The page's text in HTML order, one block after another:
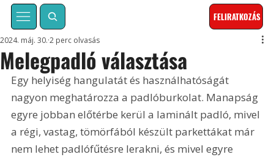
FELIRATKOZÁS
Melegpadló választása
2024. máj. 30. 2 perc olvasás
Egy helyiség hangulatát és használhatóságát
nagyon meghatározza a padlóburkolat. Manapság
egyre jobban előtérbe kerül a laminált padló, mivel
a régi, vastag, tömörfából készült parkettákat már
nem lehet padlófűtésre lerakni, és mivel egyre